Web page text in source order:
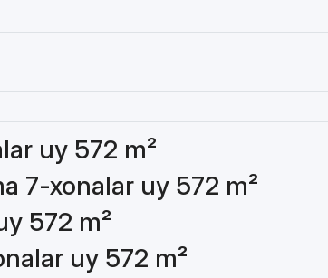
uy 572 m²
7-xonalar uy 572 m²
572 m²
uy 572 m²